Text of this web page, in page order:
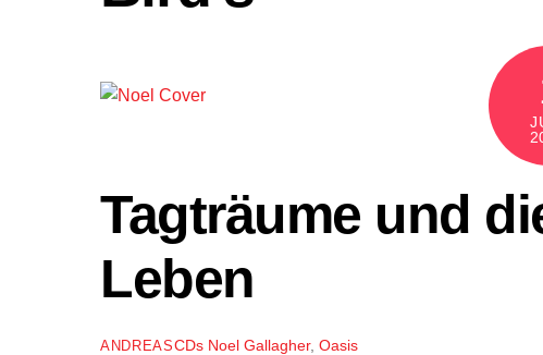
Tagträume und
Leben
ANDREASCDs Noel Gallagher, Oasis